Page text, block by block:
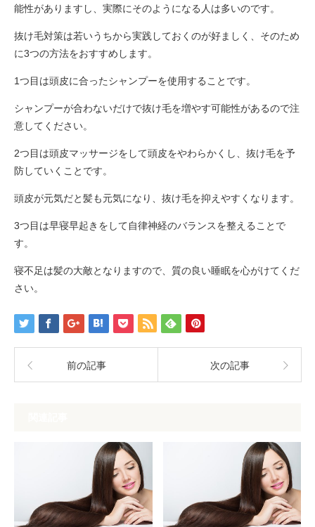
能性がありますし、実際にそのようになる人は多いのです。
抜け毛対策は若いうちから実践しておくのが好ましく、そのため
に3つの方法をおすすめします。
1つ目は頭皮に合ったシャンプーを使用することです。
シャンプーが合わないだけで抜け毛を増やす可能性があるので注
意してください。
2つ目は頭皮マッサージをして頭皮をやわらかくし、抜け毛を予
防していくことです。
頭皮が元気だと髪も元気になり、抜け毛を抑えやすくなります。
3つ目は早寝早起きをして自律神経のバランスを整えることで
す。
寝不足は髪の大敵となりますので、質の良い睡眠を心がけてくだ
さい。
前の記事 次の記事